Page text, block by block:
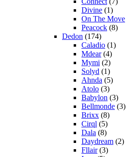
Divine (1)
On The Move
Peacock (8)
Dedon (174)
Caladio (1)
Mdear (4)
Mymi (2)
Solyd (1)
Ahnda (5)
Atolo (3)
Babylon (3)
Bellmonde (3)
Brixx (8)
Cirql (5)
Dala (8)
Daydream (2)
Fllair (3)